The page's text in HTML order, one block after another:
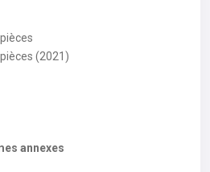
(2021)
annexes